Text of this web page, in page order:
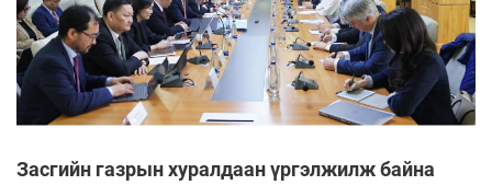
Засгийн газрын хуралдаан үргэлжилж байна